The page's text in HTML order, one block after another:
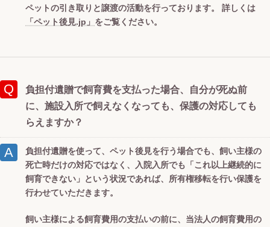
ペットの引き取りと譲渡の活動を行っております。 詳しくは
「ペット後見.jp」 をご覧ください。
負担付遺贈で飼育費を支払った場合、自分が死ぬ前
に、施設入所で飼えなくなっても、保護の対応しても
らえますか？
負担付遺贈を使って、ペット後見を行う場合でも、飼い主様の
死亡時だけの対応ではなく、入院入所でも「これ以上継続的に
飼育できない」という状況であれば、所有権移転を行い保護を
行わせていただきます。
飼い主様による飼育費用の支払いの前に、当法人の飼育費用の